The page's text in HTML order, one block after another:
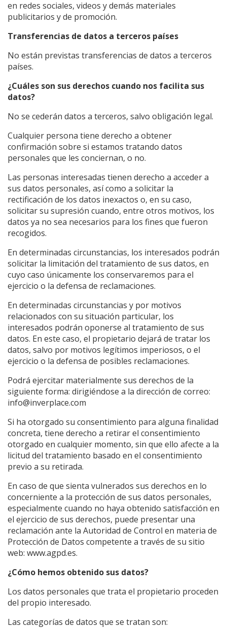
en redes sociales, videos y demás materiales
publicitarios y de promoción.
Transferencias de datos a terceros países
No están previstas transferencias de datos a terceros
países.
¿Cuáles son sus derechos cuando nos facilita sus
datos?
No se cederán datos a terceros, salvo obligación legal.
Cualquier persona tiene derecho a obtener
confirmación sobre si estamos tratando datos
personales que les conciernan, o no.
Las personas interesadas tienen derecho a acceder a
sus datos personales, así como a solicitar la
rectificación de los datos inexactos o, en su caso,
solicitar su supresión cuando, entre otros motivos, los
datos ya no sea necesarios para los fines que fueron
recogidos.
En determinadas circunstancias, los interesados podrán
solicitar la limitación del tratamiento de sus datos, en
cuyo caso únicamente los conservaremos para el
ejercicio o la defensa de reclamaciones.
En determinadas circunstancias y por motivos
relacionados con su situación particular, los
interesados podrán oponerse al tratamiento de sus
datos. En este caso, el propietario dejará de tratar los
datos, salvo por motivos legítimos imperiosos, o el
ejercicio o la defensa de posibles reclamaciones.
Podrá ejercitar materialmente sus derechos de la
siguiente forma: dirigiéndose a la dirección de correo:
info@inverplace.com
Si ha otorgado su consentimiento para alguna finalidad
concreta, tiene derecho a retirar el consentimiento
otorgado en cualquier momento, sin que ello afecte a la
licitud del tratamiento basado en el consentimiento
previo a su retirada.
En caso de que sienta vulnerados sus derechos en lo
concerniente a la protección de sus datos personales,
especialmente cuando no haya obtenido satisfacción en
el ejercicio de sus derechos, puede presentar una
reclamación ante la Autoridad de Control en materia de
Protección de Datos competente a través de su sitio
web: www.agpd.es.
¿Cómo hemos obtenido sus datos?
Los datos personales que trata el propietario proceden
del propio interesado.
Las categorías de datos que se tratan son: